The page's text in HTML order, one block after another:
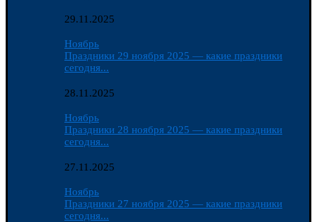
29.11.2025
Ноябрь
Праздники 29 ноября 2025 — какие праздники
сегодня...
28.11.2025
Ноябрь
Праздники 28 ноября 2025 — какие праздники
сегодня...
27.11.2025
Ноябрь
Праздники 27 ноября 2025 — какие праздники
сегодня...